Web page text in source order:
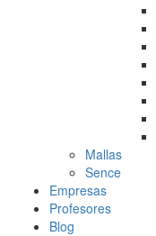
Mallas
Sence
Empresas
Profesores
Blog